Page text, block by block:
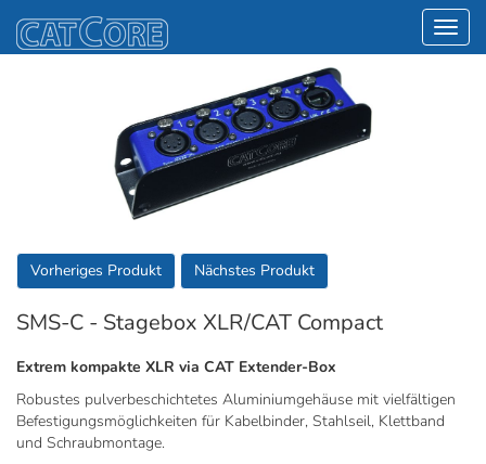
Vorheriges Produkt Nächstes Produkt
SMS-C - Stagebox XLR/CAT Compact
Extrem kompakte XLR via CAT Extender-Box
Robustes pulverbeschichtetes Aluminiumgehäuse mit vielfältigen
Befestigungsmöglichkeiten für Kabelbinder, Stahlseil, Klettband
und Schraubmontage.